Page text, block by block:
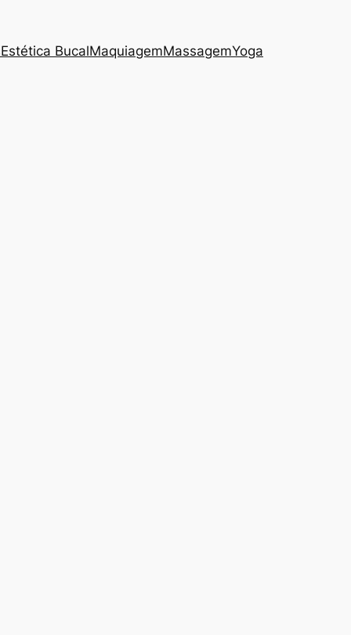
Estética BucalMaquiagemMassagemYoga